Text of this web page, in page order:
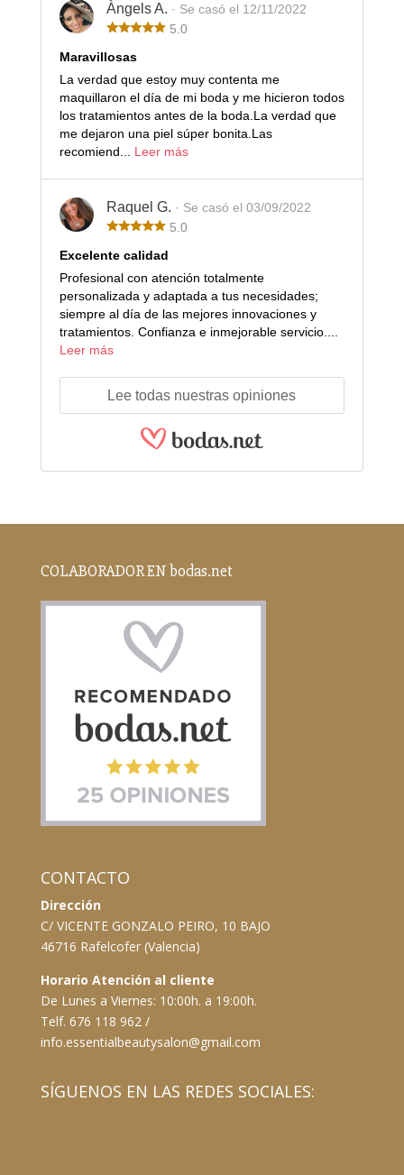
Àngels A. · Se casó el 12/11/2022
5.0
Maravillosas
La verdad que estoy muy contenta me
maquillaron el día de mi boda y me hicieron todos
los tratamientos antes de la boda.La verdad que
me dejaron una piel súper bonita.Las
recomiend... Leer más
Raquel G. · Se casó el 03/09/2022
5.0
Excelente calidad
Profesional con atención totalmente
personalizada y adaptada a tus necesidades;
siempre al día de las mejores innovaciones y
tratamientos. Confianza e inmejorable servicio....
Leer más
Lee todas nuestras opiniones
COLABORADOR EN bodas.net
CONTACTO
Dirección
C/ VICENTE GONZALO PEIRO, 10 BAJO
46716 Rafelcofer (Valencia)
Horario Atención al cliente
De Lunes a Viernes: 10:00h. a 19:00h.
Telf. 676 118 962 /
info.essentialbeautysalon@gmail.com
SÍGUENOS EN LAS REDES SOCIALES: